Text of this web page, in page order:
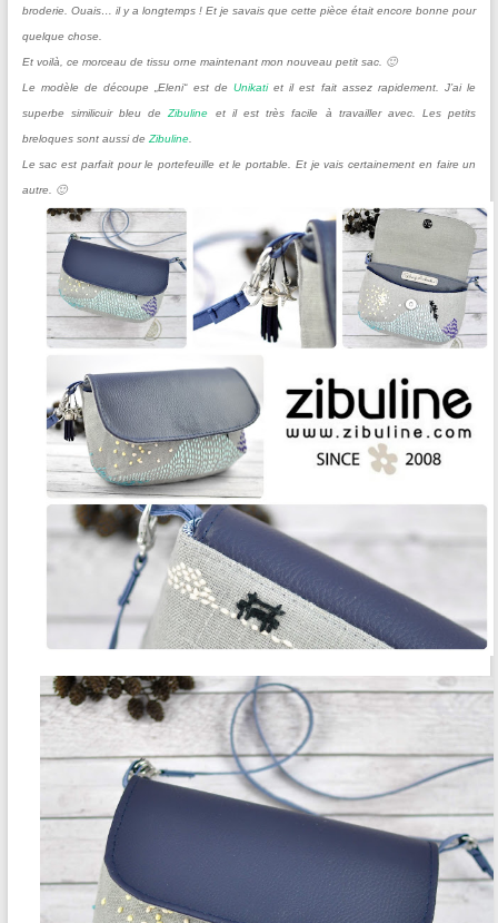
broderie. Ouais… il y a longtemps ! Et je savais que cette pièce était encore bonne pour
quelque chose.
Et voilà, ce morceau de tissu orne maintenant mon nouveau petit sac. 🙂
Le modèle de découpe „Eleni“ est de Unikatiet il est fait assez rapidement. J’ai le
superbe similicuir bleu deZibuline et il est très facile à travailler avec. Les petits
breloques sont aussi de Zibuline.
Le sac est parfait pour le portefeuille et le portable. Et je vais certainement en faire un
autre. 🙂